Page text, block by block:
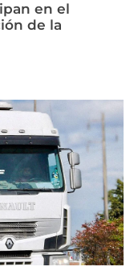
en el
de la